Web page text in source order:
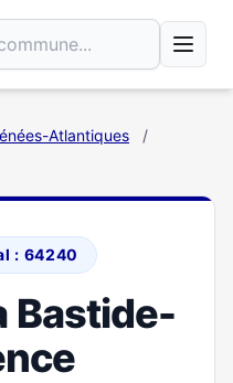
Atlantiques
/
: 64240
Bastide-